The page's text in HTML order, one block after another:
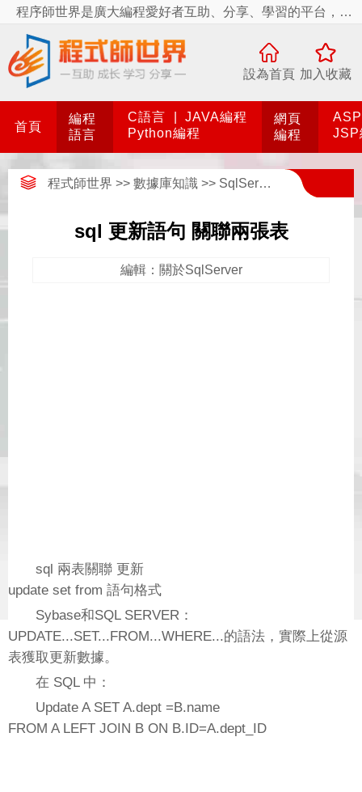
程序師世界是廣大編程愛好者互助、分享、學習的平台，程序師世界有你更精彩！
設為首頁 加入收藏
首頁
編程
語言
C語言
JAVA編程
Python編程
網頁
編程
JSP
程式師世界 >> 數據庫知識 >> SqlServer數據庫
sql 更新語句 關聯兩張表
編輯：關於SqlServer
sql 兩表關聯 更新
update set from 語句格式
Sybase和SQL SERVER：
UPDATE...SET...FROM...WHERE...的語法，實際上從源
表獲取更新數據。
在 SQL 中：
Update A SET A.dept =B.name
FROM A LEFT JOIN B ON B.ID=A.dept_ID